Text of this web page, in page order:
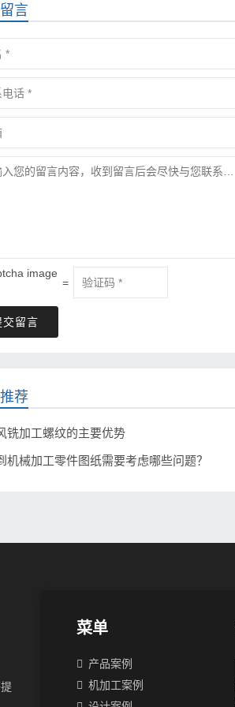
言
=
交留言
荐
铣加工螺纹的主要优势
机械加工零件图纸需要考虑哪些问题？
菜单
产品案例
机加工案例